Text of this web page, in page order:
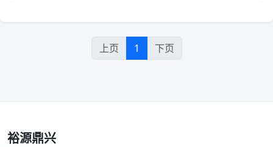
上页 1 下页
裕源鼎兴